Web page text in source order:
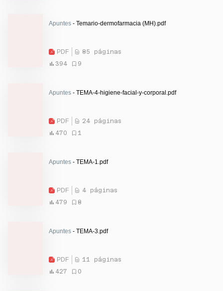
Apuntes - Temario-dermofarmacia (MH).pdf
PDF
85 páginas
394
9
Apuntes - TEMA-4-higiene-facial-y-corporal.pdf
PDF
24 páginas
470
1
Apuntes - TEMA-1.pdf
PDF
4 páginas
479
8
Apuntes - TEMA-3.pdf
PDF
11 páginas
427
0